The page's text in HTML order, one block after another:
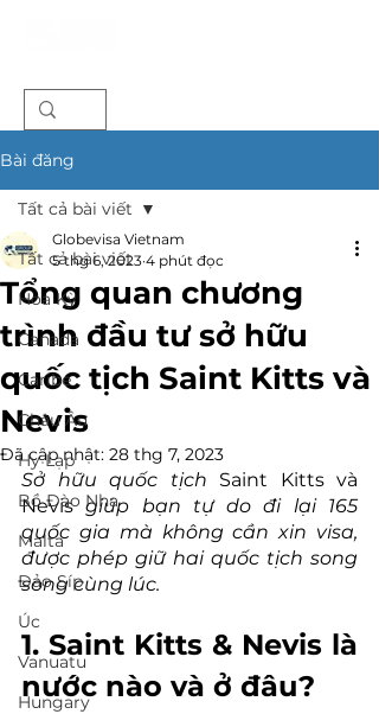
Bài đăng
Tất cả bài viết
Hoa Kỳ
Canada
Caribe
Châu Âu
Hy Lạp
Bồ Đào Nha
Malta
Đảo Síp
Úc
Vanuatu
Hungary
Tất cả bài viết
Tổng quan chương
trình đầu tư sở hữu
quốc tịch Saint Kitts và
Nevis
Globevisa Vietnam
5 thg 6, 2023 4 phút đọc
Đã cập nhật: 28 thg 7, 2023
Sở hữu quốc tịch Saint Kitts và
Nevis giúp bạn tự do đi lại 165
quốc gia mà không cần xin visa,
được phép giữ hai quốc tịch song
song cùng lúc.
1. Saint Kitts & Nevis là
nước nào và ở đâu?